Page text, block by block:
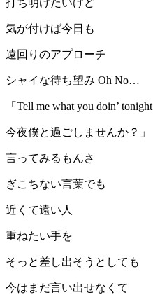
打ち明けたいけど
気が付けば今日も
遠回りのアプローチ
シャイな待ち望み Oh No…
「Tell me what you doin’ tonight
今夜僕と過ごしませんか？」
言ってみるもんさ
ぎこちない言葉でも
近くて遠い人
重ねたい手を
そっと差し出そうとしても
今はまだ言い出せなくて